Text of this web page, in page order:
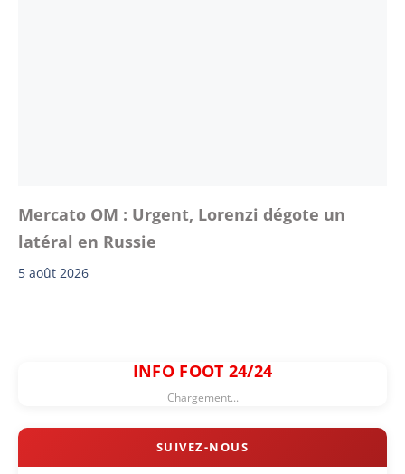
Mercato OM : Urgent, Lorenzi dégote un
latéral en Russie
5 août 2026
INFO FOOT 24/24
Chargement...